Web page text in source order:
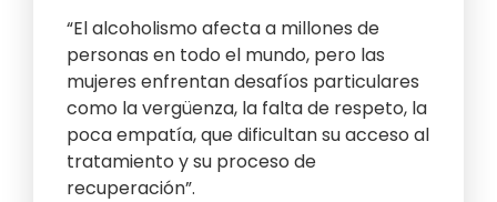
“El alcoholismo afecta a millones de
personas en todo el mundo, pero las
mujeres enfrentan desafíos particulares
como la vergüenza, la falta de respeto, la
poca empatía, que dificultan su acceso al
tratamiento y su proceso de
recuperación”.